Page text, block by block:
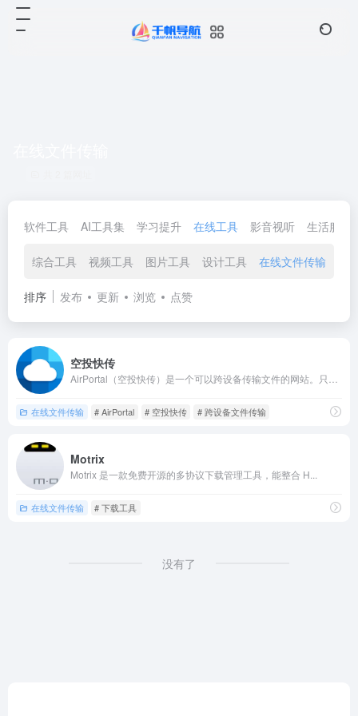
软件工具 AI工具集 学习提升 在线工具 影音视听 生活服务
综合工具 视频工具 图片工具 设计工具 在线文件传输
排序 发布 更新 浏览 点赞
空投快传
在线文件传输 # AirPortal # 空投快传 # 跨设备文件传输
Motrix
Motrix 是一款免费开源的多协议下载管理工具，能整合 H...
在线文件传输 # 下载工具
没有了